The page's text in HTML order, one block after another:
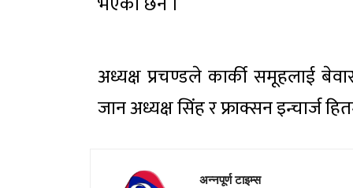
अध्यक्ष प्रचण्डले कार्की समूहलाई
जान अध्यक्ष सिंह र फ्राक्सन इन्चार्ज
अन्नपूर्ण टाइम्स